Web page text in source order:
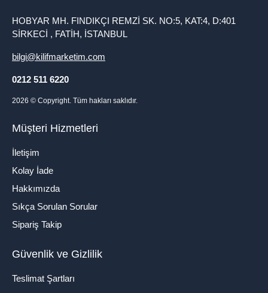
HOBYAR MH. FINDIKÇI REMZİ SK. NO:5, KAT:4, D:401
SİRKECİ , FATİH, İSTANBUL
bilgi@kilifmarketim.com
0212 511 6220
2026 © Copyright. Tüm hakları saklıdır.
Müşteri Hizmetleri
İletişim
Kolay İade
Hakkımızda
Sıkça Sorulan Sorular
Sipariş Takip
Güvenlik ve Gizlilik
Teslimat Şartları